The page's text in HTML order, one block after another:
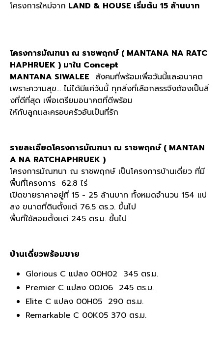
โครงการใหม่จาก LAND & HOUSE เริ่มต้น 15 ล้านบาท
โครงการมัณฑนา ณ ราชพฤกษ์ ( MANTANA NA RATC
HAPHRUEK ) มาใน Concept
MANTANA SIWALEE สังคมที่พร้อมเพื่อวันนี้และอนาคต
เพราะความสุข... ไม่ได้มีแค่วันนี้ ทุกสิ่งที่เลือกสรรจึงต้องเป็นสิ่
งที่ดีที่สุด เพื่อเตรียมอนาคตที่ดีพร้อม
ให้กับลูกเเละครอบครัวอันเป็นที่รัก
รายละเอียดโครงการมัณฑนา ณ ราชพฤกษ์ ( MANTAN
A NA RATCHAPHRUEK )
โครงการมัณฑนา ณ ราชพฤกษ์ เป็นโครงการบ้านเดี่ยว ที่มี
พื้นที่โครงการ 62.8 ไร่
เปิดขายราคาอยู่ที่ 15 - 25 ล้านบาท ทั้งหมดจำนวน 154 แป
ลง ขนาดที่ดินตั้งแต่ 76.5 ตร.ว. ขึ้นไป
พื้นที่ใช้สอยตั้งเเต่ 245 ตร.ม. ขึ้นไป
บ้านเดี่ยวพร้อมขาย
Glorious C แปลง 00H02 345 ตร.ม.
Premier C แปลง 00J06 245 ตร.ม.
Elite C แปลง 00H05 290 ตร.ม.
Remarkable C 00K05 370 ตร.ม.